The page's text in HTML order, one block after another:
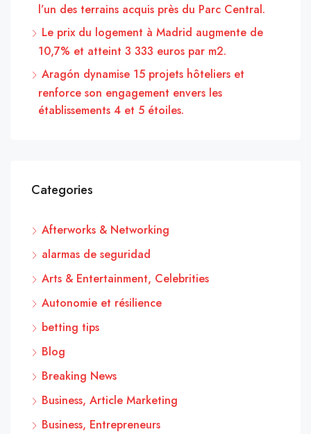
l’un des terrains acquis près du Parc Central.
Le prix du logement à Madrid augmente de
10,7% et atteint 3 333 euros par m2.
Aragón dynamise 15 projets hôteliers et
renforce son engagement envers les
établissements 4 et 5 étoiles.
Categories
Afterworks & Networking
alarmas de seguridad
Arts & Entertainment, Celebrities
Autonomie et résilience
betting tips
Blog
Breaking News
Business, Article Marketing
Business, Entrepreneurs